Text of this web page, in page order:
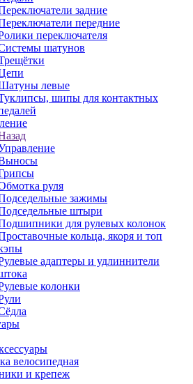
задние
передние
переключателя
шатунов
левые
шипы для контактных
руля
зажимы
штыри
для рулевых колонок
кольца, якоря и топ
адаптеры и удлиннители
колонки
велосипедная
и крепеж